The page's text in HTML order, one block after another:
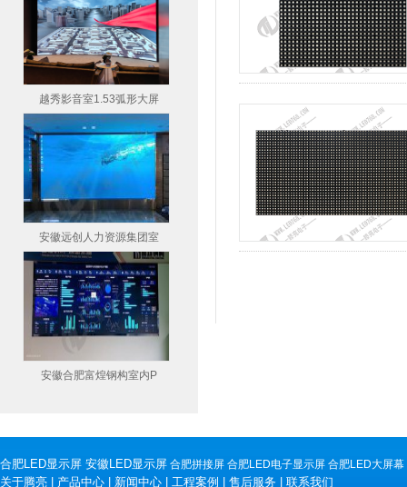
越秀影音室1.53弧形大屏
安徽远创人力资源集团室
安徽合肥富煌钢构室内P
合肥LED显示屏 安徽LED显示屏 合肥拼接屏 合肥LED电子显示屏 合肥LED大屏幕
关于腾亮 产品中心 新闻中心 工程案例 售后服务 联系我们